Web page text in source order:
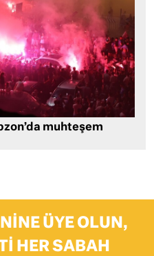
muhteşem
ÜYE OLUN,
HER SABAH